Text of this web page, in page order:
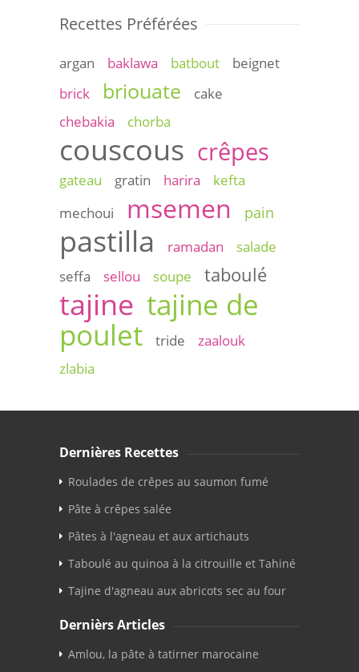
Recettes Préférées
argan baklawa batbout
beignet
brick
briouate
cake
chebakia
chorba
couscous crêpes
gateau gratin harira
kefta
mechoui
msemen pain
pastilla ramadan
salade
seffa
sellou soupe taboulé
tajine tajine de
poulet
tride
zaalouk
zlabia
Dernières Recettes
Roulades de crêpes au saumon fumé
Pâte à crêpes salée
Pâtes à l'agneau et aux artichauts
Taboulé au quinoa à la citrouille et Tahiné
Tajine d'agneau aux abricots sec au four
Dernièrs Articles
Amlou, la pâte à tatirner marocaine